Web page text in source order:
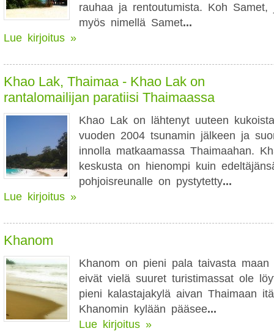
rauhaa ja rentoutumista. Koh Samet,
myös nimellä Samet...
Lue kirjoitus »
Khao Lak, Thaimaa - Khao Lak on
rantalomailijan paratiisi Thaimaassa
Khao Lak on lähtenyt uuteen
vuoden 2004 tsunamin jälkeen ja
innolla matkaamassa Thaimaahan.
keskusta on hienompi kuin
pohjoisreunalle on pystytetty...
Lue kirjoitus »
Khanom
Khanom on pieni pala taivasta
eivät vielä suuret turistimassat ole
pieni kalastajakylä aivan Thaimaan
Khanomin kylään pääsee...
Lue kirjoitus »